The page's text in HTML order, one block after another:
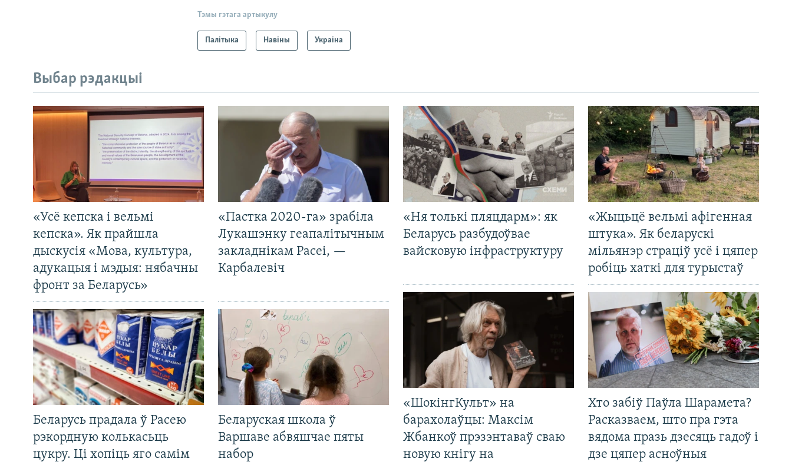
Тэмы гэтага артыкулу
Палітыка Навіны Украіна
Выбар рэдакцыі
«Усё кепска і вельмі
кепска». Як прайшла
дыскусія «Мова, культура,
адукацыя і мэдыя: нябачны
фронт за Беларусь»
«Пастка 2020-га» зрабіла
Лукашэнку геапалітычным
закладнікам Расеі, —
Карбалевіч
Беларусь прадала ў Расею
рэкордную колькасьць
цукру. Ці хопіць яго самім
Беларуская школа ў
Варшаве абвяшчае пяты
набор
«Ня толькі пляцдарм»: як
Беларусь разбудоўвае
вайсковую інфраструктуру
«Жыцьцё вельмі афігенная
штука». Як беларускі
мільянэр страціў усё і цяпер
робіць хаткі для турыстаў
«ШокінгКульт» на
барахолаўцы: Максім
Жбанкоў прэзэнтаваў сваю
новую кнігу на
Хто забіў Паўла Шарамета?
Расказваем, што пра гэта
вядома празь дзесяць гадоў і
дзе цяпер асноўныя